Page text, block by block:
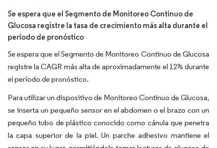
Se espera que el Segmento de Monitoreo Continuo de
Glucosa registre la tasa de crecimiento más alta durante el
período de pronóstico
Se espera que el Segmento de Monitoreo Continuo de Glucosa
registre la CAGR más alta de aproximadamente el 12% durante
el período de pronóstico.
Para utilizar un dispositivo de Monitoreo Continuo de Glucosa,
se inserta un pequeño sensor en el abdomen o el brazo con un
pequeño tubo de plástico conocido como cánula que penetra
la capa superior de la piel. Un parche adhesivo mantiene el